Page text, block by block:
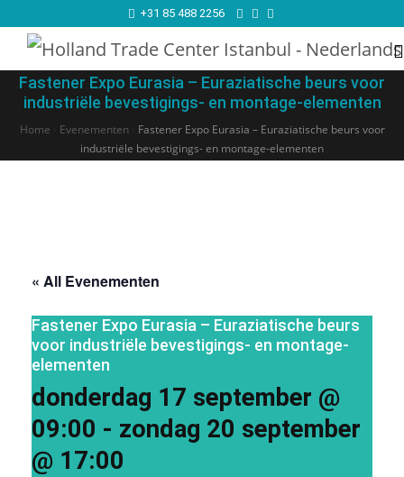
+31 85 488 2256
Fastener Expo Eurasia – Euraziatische beurs voor
industriële bevestigings- en montage-elementen
Home Evenementen› Fastener Expo Eurasia – Euraziatische beurs voor
industriële bevestigings- en montage-elementen
« All Evenementen
Fastener Expo Eurasia – Euraziatische beurs
voor industriële bevestigings- en montage-
elementen
donderdag 17 september @
09:00 - zondag 20 september
@ 17:00